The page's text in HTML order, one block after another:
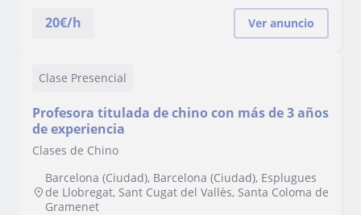
20€/h Ver anuncio
Clase Presencial
Profesora titulada de chino con más de 3 años
de experiencia
Clases de Chino
Barcelona (Ciudad), Barcelona (Ciudad), Esplugues
de Llobregat, Sant Cugat del Vallès, Santa Coloma de
Gramenet